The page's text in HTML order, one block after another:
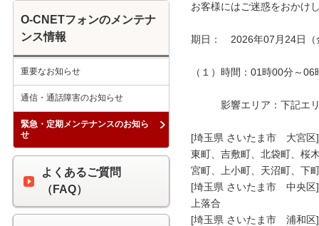
お客様にはご迷惑をおかけ
期日：　2026年07月24日（
（１）時間：01時00分～06
影響エリア：下記エリ
[埼玉県 さいたま市　大宮区]
東町、吉敷町、北袋町、桜
宮町、上小町、天沼町、下
[埼玉県 さいたま市　中央区]
上落合
[埼玉県 さいたま市　浦和区]
O-CNETフォンのメンテナ
ンス情報
重要なお知らせ
通信・通話障害のお知らせ
緊急・定期メンテナンスのお知ら
せ
よくあるご質問
（FAQ）